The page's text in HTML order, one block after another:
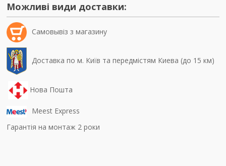
Можливі види доставки:
Самовывiз з магазину
Доставка по м. Київ та передмістям Киева (до 15 км)
Нова Пошта
Meest Express
Гарантія на монтаж 2 роки